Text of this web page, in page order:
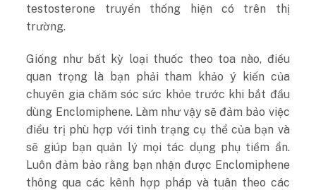
testosterone truyền thống hiện có trên thị
trường.
Giống như bất kỳ loại thuốc theo toa nào, điều
quan trọng là bạn phải tham khảo ý kiến ​​​​của
chuyên gia chăm sóc sức khỏe trước khi bắt đầu
dùng Enclomiphene. Làm như vậy sẽ đảm bảo việc
điều trị phù hợp với tình trạng cụ thể của bạn và
sẽ giúp bạn quản lý mọi tác dụng phụ tiềm ẩn.
Luôn đảm bảo rằng bạn nhận được Enclomiphene
thông qua các kênh hợp pháp và tuân theo các